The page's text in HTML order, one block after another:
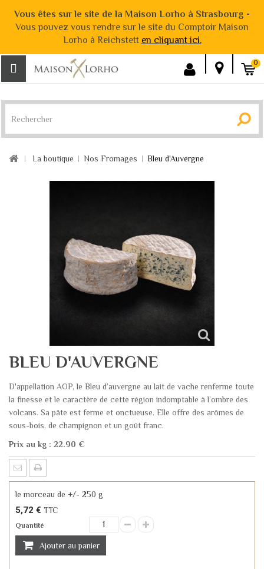
Vous êtes sur le site de la Maison Lorho à Strasbourg -
Vous pouvez vous rendre sur le site du Comptoir Maison
Lorho à Reichstett en cliquant ici.
0
La boutique Nos Fromages Bleu d'Auvergne
BLEU D'AUVERGNE
D'appellation AOP, le Bleu d’auvergne au lait de vache renferme toute
la finesse et le caractère de cette région indomptable à l’ombre des
volcans. Sa pâte est ferme et onctueuse. Elle offre des arômes de
sous-bois, de champignon et un goût franc.
Prix au kg : 22.90 €
le morceau de +/- 250 g
5,72 € TTC
Quantité
Ajouter au panier